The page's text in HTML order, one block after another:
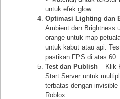
untuk efek glow.
Optimasi Lighting dan
Ambient dan Brightness
orange untuk map
untuk kabut atau api.
pastikan FPS di atas 60.
Test dan Publish – Klik
Start Server untuk
terbatas dengan
Roblox.